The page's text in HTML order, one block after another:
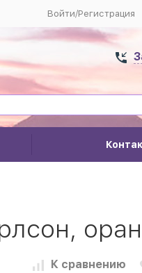
Войти/Регистрация
К сравнению